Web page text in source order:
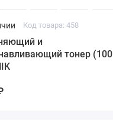
Код товара: 458
и
тонер (100